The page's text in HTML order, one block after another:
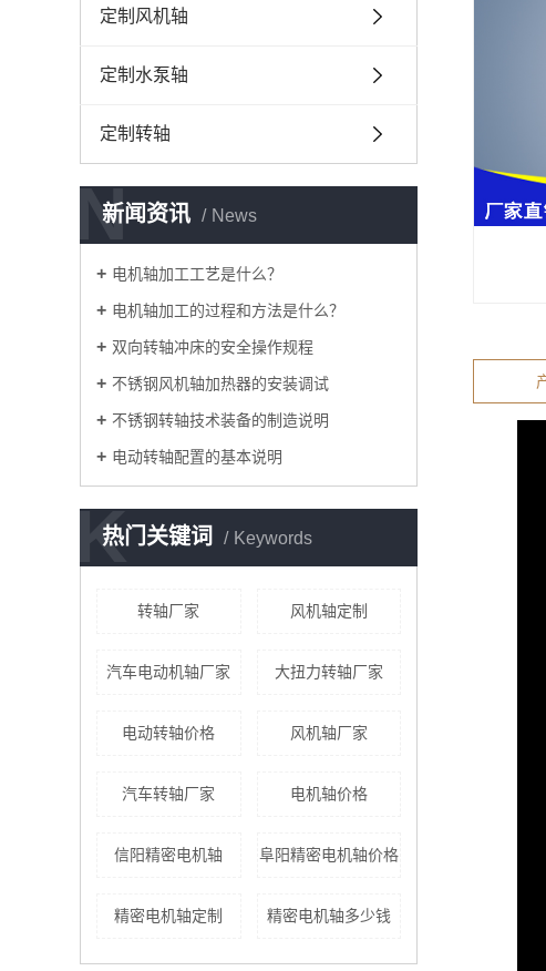
定制风机轴
定制水泵轴
定制转轴
新闻资讯 News
N
电机轴加工工艺是什么？
电机轴加工的过程和方法是什么？
双向转轴冲床的安全操作规程
不锈钢风机轴加热器的安装调试
不锈钢转轴技术装备的制造说明
电动转轴配置的基本说明
热门关键词 Keywords
K
转轴厂家 风机轴定制
汽车电动机轴厂家 大扭力转轴厂家
电动转轴价格 风机轴厂家
汽车转轴厂家 电机轴价格
信阳精密电机轴 阜阳精密电机轴价格
精密电机轴定制 精密电机轴多少钱